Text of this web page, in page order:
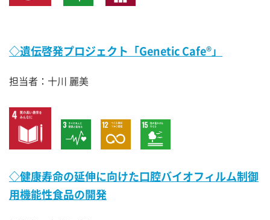
◇遺伝啓発プロジェクト「Genetic Cafe®」
担当者：十川 麗美
◇健康寿命の延伸に向けた口腔バイオフィルム制御
用機能性食品の開発